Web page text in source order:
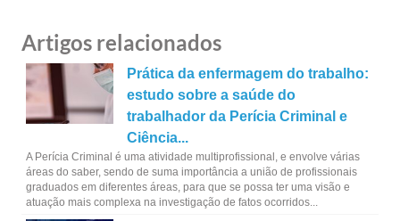
Artigos relacionados
Prática da enfermagem do trabalho:
estudo sobre a saúde do
trabalhador da Perícia Criminal e
Ciência...
A Perícia Criminal é uma atividade multiprofissional, e envolve várias
áreas do saber, sendo de suma importância a união de profissionais
graduados em diferentes áreas, para que se possa ter uma visão e
atuação mais complexa na investigação de fatos ocorridos...